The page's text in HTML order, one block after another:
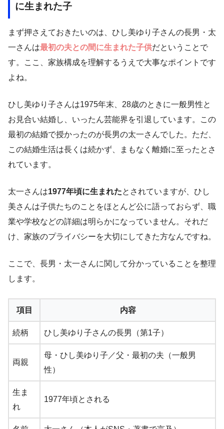
に生まれた子
まず押さえておきたいのは、ひし美ゆり子さんの長男・太
一さんは最初の夫との間に生まれた子供だということで
す。ここ、家族構成を理解するうえで大事なポイントです
よね。
ひし美ゆり子さんは1975年末、28歳のときに一般男性と
お見合い結婚し、いったん芸能界を引退しています。この
最初の結婚で授かったのが長男の太一さんでした。ただ、
この結婚生活は長くは続かず、まもなく離婚に至ったとさ
れています。
太一さんは1977年頃に生まれたとされていますが、ひし
美さんは子供たちのことをほとんど公に語っておらず、職
業や学校などの詳細は明らかになっていません。それだ
け、家族のプライバシーを大切にしてきた方なんですね。
ここで、長男・太一さんに関して分かっていることを整理
します。
項目 内容
続柄 ひし美ゆり子さんの長男（第1子）
両親
母・ひし美ゆり子／父・最初の夫（一般男
性）
生ま
れ
1977年頃とされる